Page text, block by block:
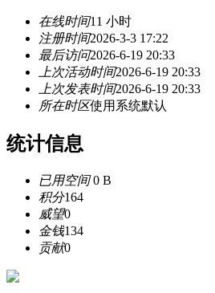
在线时间11 小时
注册时间2026-3-3 17:22
最后访问2026-6-19 20:33
上次活动时间2026-6-19 20:33
上次发表时间2026-6-19 20:33
所在时区使用系统默认
统计信息
已用空间0 B
积分164
威望0
金钱134
贡献0